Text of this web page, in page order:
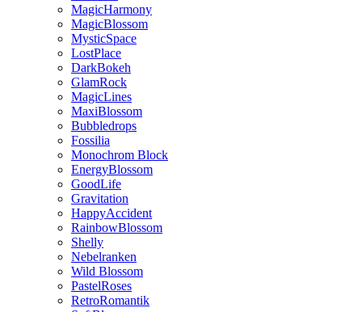
MagicHarmony
MagicBlossom
MysticSpace
LostPlace
DarkBokeh
GlamRock
MagicLines
MaxiBlossom
Bubbledrops
Fossilia
Monochrom Block
EnergyBlossom
GoodLife
Gravitation
HappyAccident
RainbowBlossom
Shelly
Nebelranken
Wild Blossom
PastelRoses
RetroRomantik